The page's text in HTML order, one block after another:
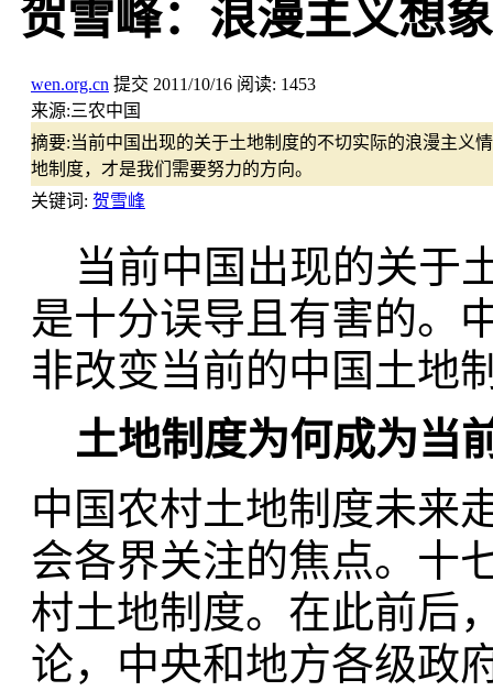
贺雪峰：浪漫主义想
wen.org.cn 提交 2011/10/16 阅读: 1453
来源:三农中国
摘要:当前中国出现的关于土地制度的不切实际的浪漫主义
地制度，才是我们需要努力的方向。
关键词: 贺雪峰
当前中国出现的关于
是十分误导且有害的。
非改变当前的中国土地
土地制度为何成为当
中国农村土地制度未来
会各界关注的焦点。十
村土地制度。在此前后
论，中央和地方各级政